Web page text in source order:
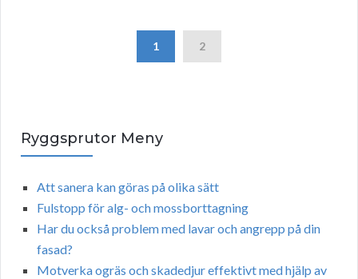
1 2
Ryggsprutor Meny
Att sanera kan göras på olika sätt
Fulstopp för alg- och mossborttagning
Har du också problem med lavar och angrepp på din
fasad?
Motverka ogräs och skadedjur effektivt med hjälp av